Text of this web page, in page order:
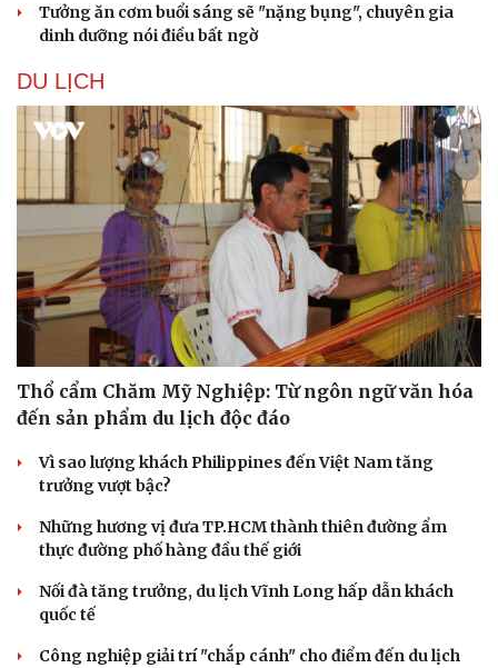
Tưởng ăn cơm buổi sáng sẽ "nặng bụng", chuyên gia
dinh dưỡng nói điều bất ngờ
DU LỊCH
Thổ cẩm Chăm Mỹ Nghiệp: Từ ngôn ngữ văn hóa
đến sản phẩm du lịch độc đáo
Vì sao lượng khách Philippines đến Việt Nam tăng
trưởng vượt bậc?
Những hương vị đưa TP.HCM thành thiên đường ẩm
thực đường phố hàng đầu thế giới
Nối đà tăng trưởng, du lịch Vĩnh Long hấp dẫn khách
quốc tế
Công nghiệp giải trí "chắp cánh" cho điểm đến du lịch